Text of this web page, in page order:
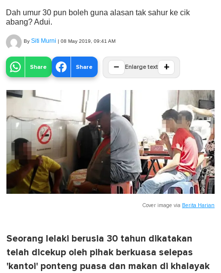
Dah umur 30 pun boleh guna alasan tak sahur ke cik
abang? Adui.
By Siti Murni | 08 May 2019, 09:41 AM
Share Share − Enlarge text +
Cover image via Berita Harian
Seorang lelaki berusia 30 tahun dikatakan
telah dicekup oleh pihak berkuasa selepas
'kantoi' ponteng puasa dan makan di khalayak